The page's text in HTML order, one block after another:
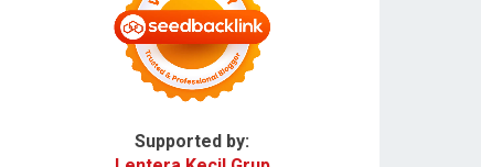
Supported by: